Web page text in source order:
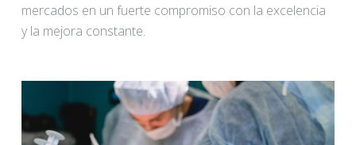
mercados en un fuerte compromiso con la excelencia
y la mejora constante.